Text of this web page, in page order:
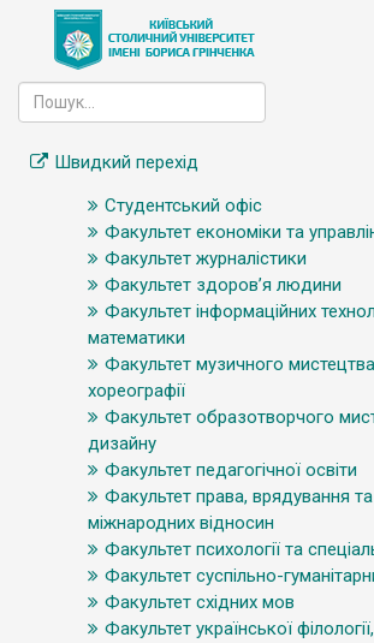
Швидкий перехід
Студентський офіс
Факультет економіки та
Факультет журналістики
Факультет здоров’я людини
Факультет інформаційних
математики
Факультет музичного мистецтва
хореографії
Факультет образотворчого
дизайну
Факультет педагогічної освіти
Факультет права, врядування та
міжнародних відносин
Факультет психології та
Факультет суспільно-
Факультет східних мов
Факультет української